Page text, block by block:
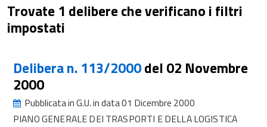
Trovate 1 delibere che verificano i filtri
impostati
Delibera n. 113/2000del 02 Novembre
2000
Pubblicata in G.U. in data 01 Dicembre 2000
PIANO GENERALE DEI TRASPORTI E DELLA LOGISTICA